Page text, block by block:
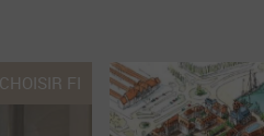
CHOISIR FI